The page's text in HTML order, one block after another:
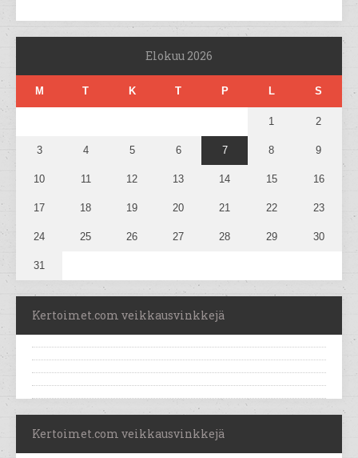
Elokuu 2026
M T K T P L S
1 2
3 4 5 6 7 8 9
10 11 12 13 14 15 16
17 18 19 20 21 22 23
24 25 26 27 28 29 30
31
Kertoimet.com veikkausvinkkejä
Kertoimet.com veikkausvinkkejä